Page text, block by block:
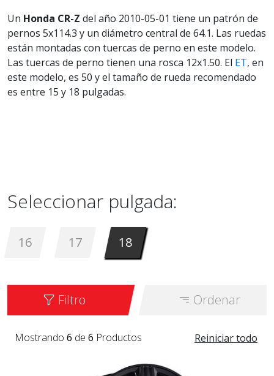
Un Honda CR-Z del año 2010-05-01 tiene un patrón de
pernos 5x114.3 y un diámetro central de 64.1. Las ruedas
están montadas con tuercas de perno en este modelo.
Las tuercas de perno tienen una rosca 12x1.50. El ET, en
este modelo, es 50 y el tamaño de rueda recomendado
es entre 15 y 18 pulgadas.
Seleccionar pulgada:
16 17 18
Filtro Ordenar
Reiniciar todo
Mostrando 6 de 6 Productos